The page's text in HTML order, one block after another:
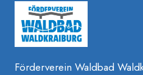
Förderverein Waldbad